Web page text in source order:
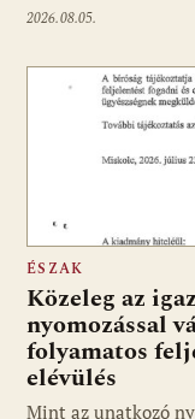
2026.08.05.
ÉSZAK
Közeleg az
nyomozással
folyamatos
elévülés
Mint az unatkozó